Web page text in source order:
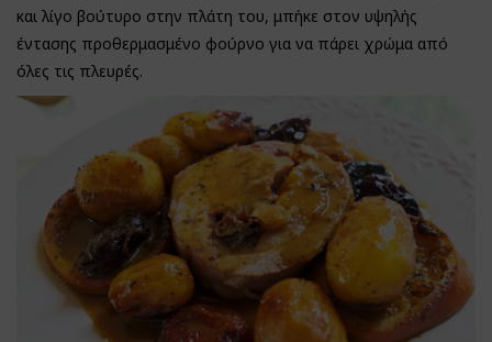
και λίγο βούτυρο στην πλάτη του, μπήκε στον υψηλής
έντασης προθερμασμένο φούρνο για να πάρει χρώμα από
όλες τις πλευρές.